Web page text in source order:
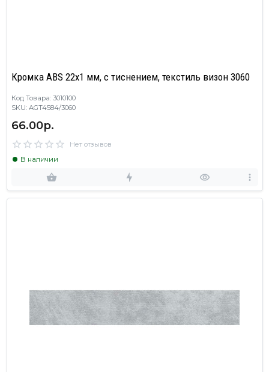
Кромка ABS 22х1 мм, с тиснением, текстиль визон 3060
Код Товара: 3010100
SKU: AGT4584/3060
66.00р.
Нет отзывов
В наличии